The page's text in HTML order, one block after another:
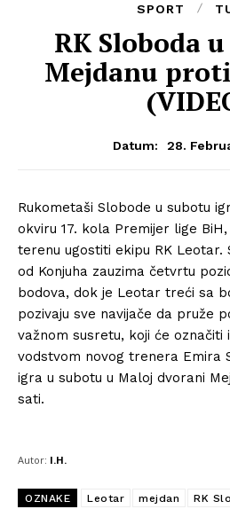
SPORT
RK Sloboda
Mejdanu
Datum: 28.
Rukometaši Slobode u subotu
okviru 17. kola Premijer lige
terenu ugostiti ekipu RK Leotar.
od Konjuha zauzima četvrtu
bodova, dok je Leotar treći sa
pozivaju sve navijače da pruže
važnom susretu, koji će označiti
vodstvom novog trenera Emira
igra u subotu u Maloj dvorani
sati.
Autor: I.H.
OZNAKE Leotar mejdan RK